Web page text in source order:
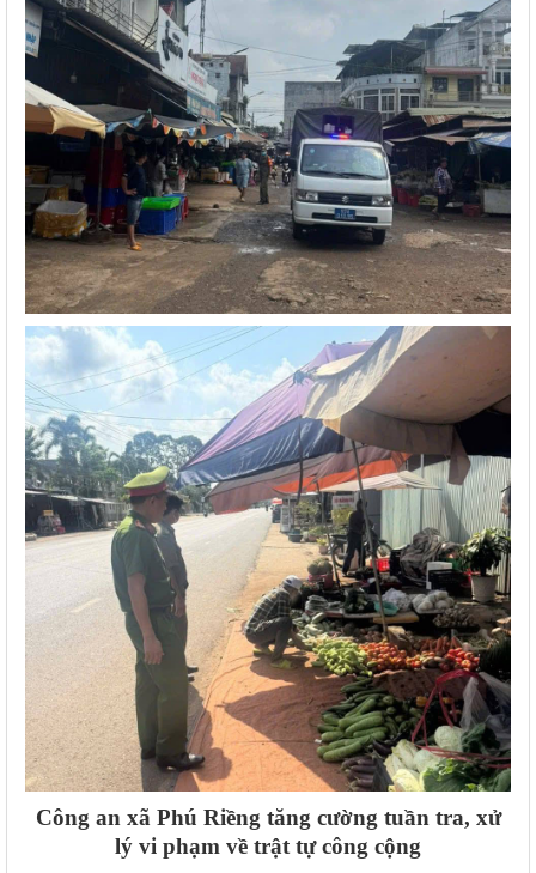
Công an xã Phú Riềng tăng cường tuần tra, xử
lý vi phạm về trật tự công cộng